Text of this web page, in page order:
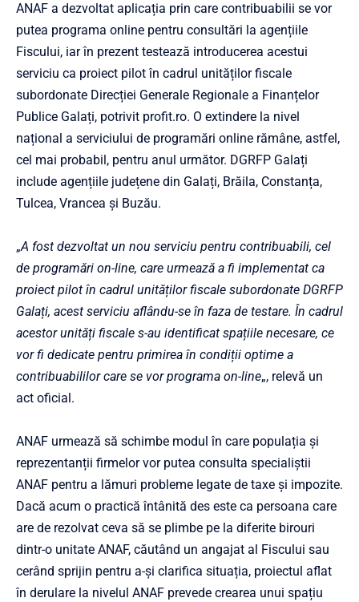
ANAF a dezvoltat aplicația prin care contribuabilii se vor
putea programa online pentru consultări la agențiile
Fiscului, iar în prezent testează introducerea acestui
serviciu ca proiect pilot în cadrul unităților fiscale
subordonate Direcției Generale Regionale a Finanțelor
Publice Galați, potrivit profit.ro. O extindere la nivel
național a serviciului de programări online rămâne, astfel,
cel mai probabil, pentru anul următor. DGRFP Galați
include agențiile județene din Galați, Brăila, Constanța,
Tulcea, Vrancea și Buzău.
„A fost dezvoltat un nou serviciu pentru contribuabili, cel
de programări on-line, care urmează a fi implementat ca
proiect pilot în cadrul unităților fiscale subordonate DGRFP
Galați, acest serviciu aflându-se în faza de testare. În cadrul
acestor unități fiscale s-au identificat spațiile necesare, ce
vor fi dedicate pentru primirea în condiții optime a
contribuabililor care se vor programa on-line„, relevă un
act oficial.
ANAF urmează să schimbe modul în care populația și
reprezentanții firmelor vor putea consulta specialiștii
ANAF pentru a lămuri probleme legate de taxe și impozite.
Dacă acum o practică întânită des este ca persoana care
are de rezolvat ceva să se plimbe pe la diferite birouri
dintr-o unitate ANAF, căutând un angajat al Fiscului sau
cerând sprijin pentru a-și clarifica situația, proiectul aflat
în derulare la nivelul ANAF prevede crearea unui spațiu